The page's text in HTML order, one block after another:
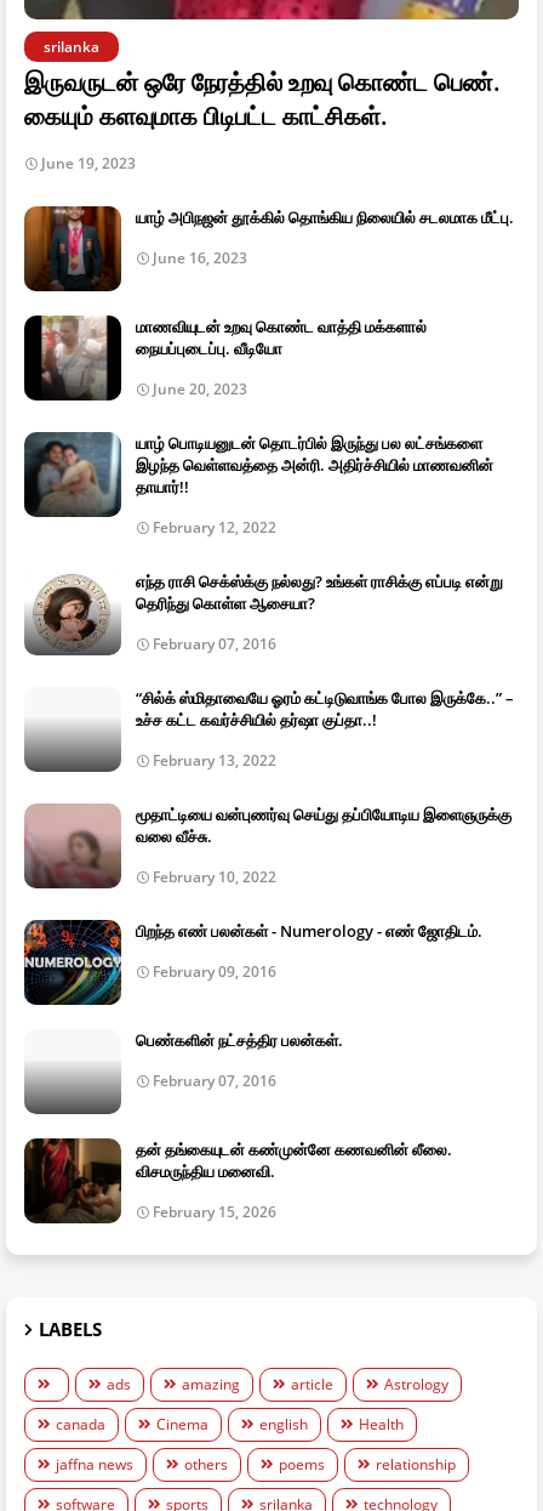
srilanka
இருவருடன் ஒரே நேரத்தில் உறவு கொண்ட பெண்.
கையும் களவுமாக பிடிபட்ட காட்சிகள்.
June 19, 2023
யாழ் அபிநஜன் தூக்கில் தொங்கிய நிலையில் சடலமாக மீட்பு.
June 16, 2023
மாணவியுடன் உறவு கொண்ட வாத்தி மக்களால்
நையப்புடைப்பு. வீடியோ
June 20, 2023
யாழ் பொடியனுடன் தொடர்பில் இருந்து பல லட்சங்களை
இழந்த வெள்ளவத்தை அன்ரி. அதிர்ச்சியில் மாணவனின்
தாயார்!!
February 12, 2022
எந்த ராசி செக்ஸ்க்கு நல்லது? உங்கள் ராசிக்கு எப்படி என்று
தெரிந்து கொள்ள ஆசையா?
February 07, 2016
“சில்க் ஸ்மிதாவையே ஓரம் கட்டிடுவாங்க போல இருக்கே..” –
உச்ச கட்ட கவர்ச்சியில் தர்ஷா குப்தா..!
February 13, 2022
மூதாட்டியை வன்புணர்வு செய்து தப்பியோடிய இளைஞருக்கு
வலை வீச்சு.
February 10, 2022
பிறந்த எண் பலன்கள் - Numerology - எண் ஜோதிடம்.
February 09, 2016
பெண்களின் நட்சத்திர பலன்கள்.
February 07, 2016
தன் தங்கையுடன் கண்முன்னே கணவனின் லீலை.
விசமருந்திய மனைவி.
February 15, 2026
LABELS
ads amazing article
Astrology
canada
Cinema english
Health
jaffna news
others poems
relationship
software
sports srilanka technology